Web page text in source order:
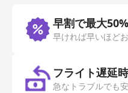
早割で最大
早ければ早いほど
フライト遅延
急なトラブルでも